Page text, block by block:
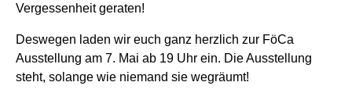
Vergessenheit geraten!
Deswegen laden wir euch ganz herzlich zur FöCa
Ausstellung am 7. Mai ab 19 Uhr ein. Die Ausstellung
steht, solange wie niemand sie wegräumt!